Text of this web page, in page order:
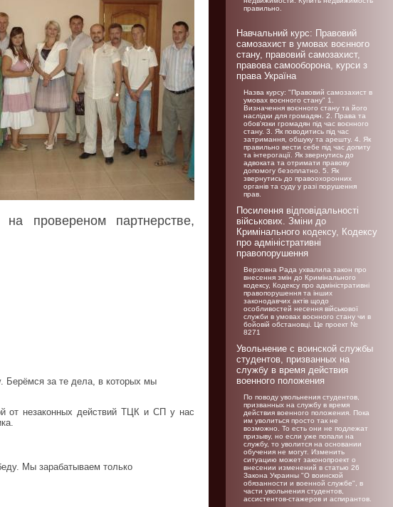
правильно.
Навчальний курс: Правовий
самозахист в умовах воєнного
стану, правовий самозахист,
правова самооборона, курси з
права Україна
Назва курсу: "Правовий самозахист в
умовах воєнного стану" 1.
Визначення воєнного стану та його
наслідки для громадян. 2. Права та
обов'язки громадян під час воєнного
стану. 3. Як поводитись під час
затримання, обшуку та арешту. 4. Як
правильно вести себе під час допиту
та інтерогації. Як звернутись до
адвоката та отримати правову
допомогу безоплатно. 5. Як
звернутись до правоохоронних
органів та суду у разі порушення
прав.
Посилення відповідальності
військових. Зміни до
Кримінального кодексу, Кодексу
про адміністративні
правопорушення
Верховна Рада ухвалила закон про
внесення змін до Кримінального
кодексу, Кодексу про адміністративні
правопорушення та інших
законодавчих актів щодо
особливостей несення військової
служби в умовах воєнного стану чи в
бойовій обстановці. Це проект №
8271
Увольнение c воинской службы
студентов, призванных на
службу в время действия
военного положения
По поводу увольнения студентов,
призванных на службу в время
действия военного положения. Пока
им уволиться просто так не
возможно. То есть они не подлежат
призыву, но если уже попали на
службу, то уволится на основании
обучения не могут. Изменить
ситуацию может законопроект о
внесении изменений в статью 26
Закона Украины "О воинской
обязанности и военной службе", в
части увольнения студентов,
ассистентов-стажеров и аспирантов.
провереном партнерстве,
Берёмся за те дела, в которых мы
от незаконных действий ТЦК и СП у нас
Мы зарабатываем только